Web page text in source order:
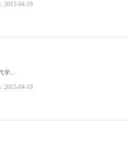
2015-04-19
学...
2015-04-19